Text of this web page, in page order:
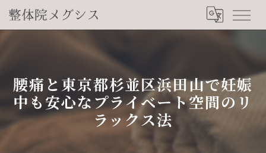
腰痛と東京都杉並区浜田山で妊娠
中も安心なプライベート空間のリ
ラックス法